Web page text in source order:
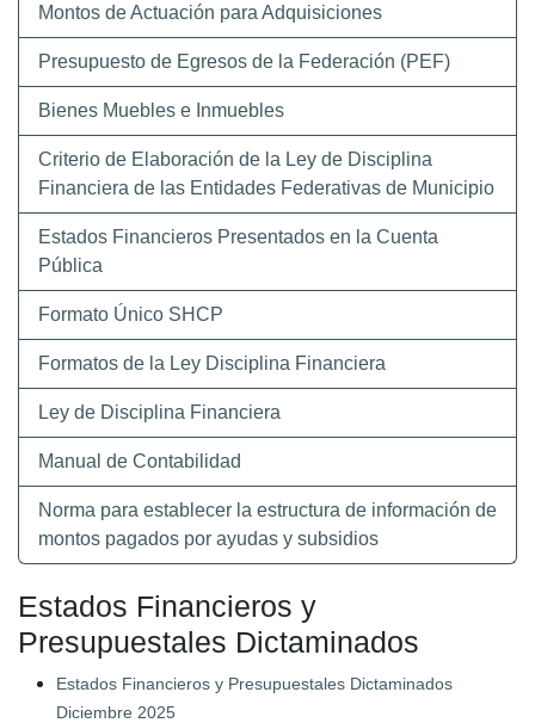
Montos de Actuación para Adquisiciones
Presupuesto de Egresos de la Federación (PEF)
Bienes Muebles e Inmuebles
Criterio de Elaboración de la Ley de Disciplina
Financiera de las Entidades Federativas de Municipio
Estados Financieros Presentados en la Cuenta
Pública
Formato Único SHCP
Formatos de la Ley Disciplina Financiera
Ley de Disciplina Financiera
Manual de Contabilidad
Norma para establecer la estructura de información de
montos pagados por ayudas y subsidios
Estados Financieros y
Presupuestales Dictaminados
Estados Financieros y Presupuestales Dictaminados
Diciembre 2025